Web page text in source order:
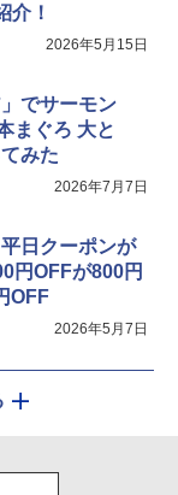
介！
2026年5月15日
でサーモン
まぐろ 大と
みた
2026年7月7日
日クーポンが
円OFFが800円
OFF
2026年5月7日